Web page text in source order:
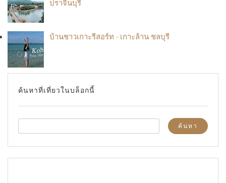
ปราจีนบุรี
บ้านชาวเกาะรีสอร์ท - เกาะล้าน ชลบุรี
ค้นหาที่เที่ยวในบล็อกนี้